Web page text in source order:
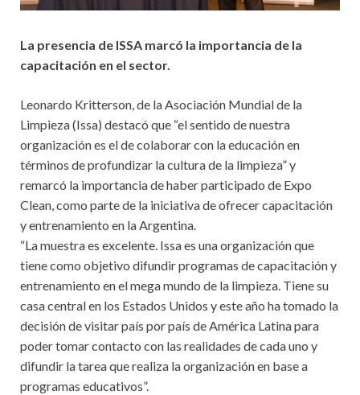
La presencia de ISSA marcó la importancia de la
capacitación en el sector.
Leonardo Kritterson, de la Asociación Mundial de la
Limpieza (Issa) destacó que “el sentido de nuestra
organización es el de colaborar con la educación en
términos de profundizar la cultura de la limpieza” y
remarcó la importancia de haber participado de Expo
Clean, como parte de la iniciativa de ofrecer capacitación
y entrenamiento en la Argentina.
“La muestra es excelente. Issa es una organización que
tiene como objetivo difundir programas de capacitación y
entrenamiento en el mega mundo de la limpieza. Tiene su
casa central en los Estados Unidos y este año ha tomado la
decisión de visitar país por país de América Latina para
poder tomar contacto con las realidades de cada uno y
difundir la tarea que realiza la organización en base a
programas educativos”.